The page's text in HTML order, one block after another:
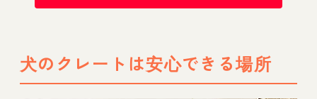
犬のクレートは安心できる場所